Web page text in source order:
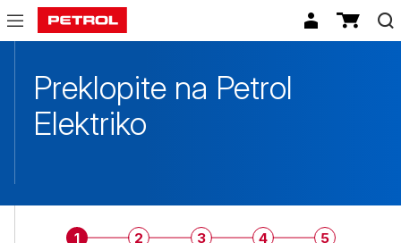
Sklenitev
pogodbe
elektrika
Preklopite na Petrol
Elektriko
1 2 3 4 5